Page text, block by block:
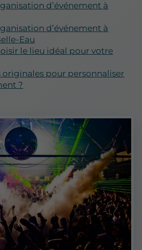
d’événement à
d’événement à
Eau
le lieu idéal pour votre
originales pour personnaliser
?